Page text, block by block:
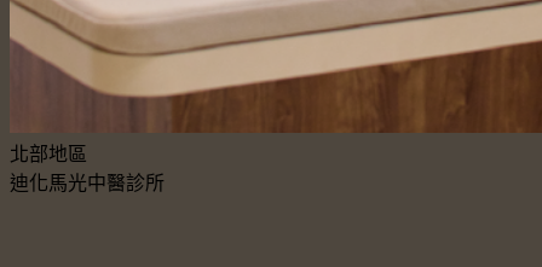
北部地區
迪化馬光中醫診所